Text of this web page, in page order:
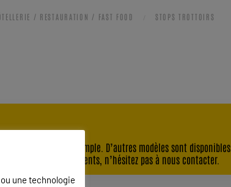
/ RESTAURATION / FAST FOOD STOPS TROTTOIRS
n’est qu’un exemple. D’autres modèles sont disponibles.
de renseignements, n’hésitez pas à nous contacter.
une technologie